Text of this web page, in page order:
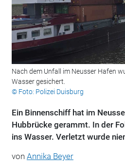
Nach dem Unfall im Neusser Hafen
Wasser gesichert.
© Foto: Polizei Duisburg
Ein Binnenschiff hat im
Hubbrücke gerammt. In der
ins Wasser. Verletzt wurde
von Annika Beyer